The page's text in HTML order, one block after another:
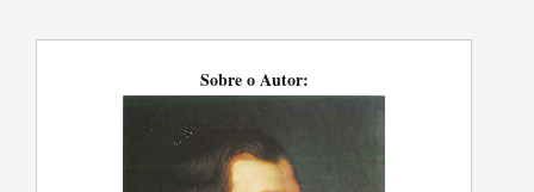
Sobre o Autor: